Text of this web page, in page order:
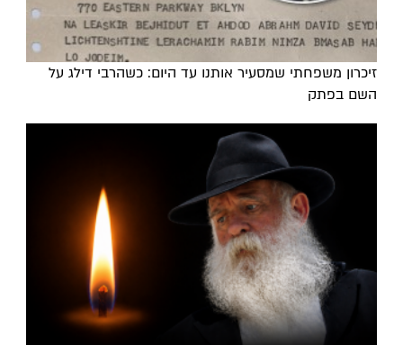
זיכרון משפחתי שמסעיר אותנו עד היום: כשהרבי דילג על
השם בפתק